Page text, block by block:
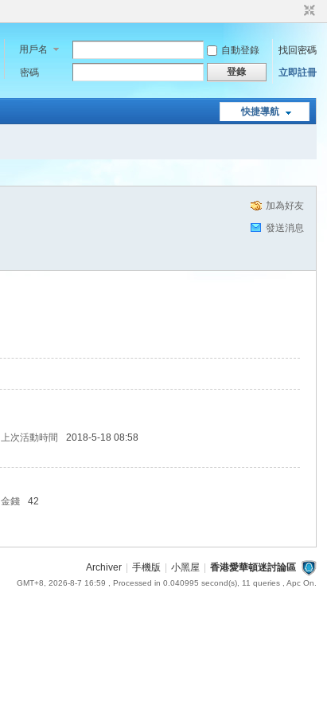
用戶名 自動登錄
找回密碼
密碼
登錄 立即註冊
快捷導航
加為好友
發送消息
上次活動時間
2018-5-18 08:58
金錢
42
Archiver 手機版 小黑屋 香港愛華頓迷討論區
GMT+8, 2026-8-7 16:59 , Processed in 0.040995 second(s), 11 queries , Apc On.